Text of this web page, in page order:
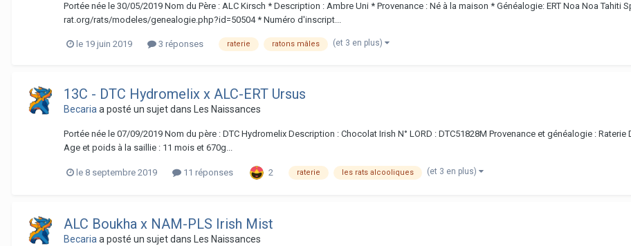
Portée née le 30/05/2019 Nom du Père : ALC Kirsch * Description : Ambre Uni * Provenance : Né à la maison * Généalogie: ERT Noa Noa Tahiti
rat.org/rats/modeles/genealogie.php?id=50504 * Numéro d'inscript...
le 19 juin 2019 3 réponses raterie ratons mâles (et 3 en plus)
13C - DTC Hydromelix x ALC-ERT Ursus
Becaria a posté un sujet dans Les Naissances
Portée née le 07/09/2019 Nom du père : DTC Hydromelix Description : Chocolat Irish N° LORD : DTC51828M Provenance et généalogie :
Age et poids à la saillie : 11 mois et 670g...
le 8 septembre 2019 11 réponses 2 raterie les rats alcooliques (et 3 en plus)
ALC Boukha x NAM-PLS Irish Mist
Becaria a posté un sujet dans Les Naissances